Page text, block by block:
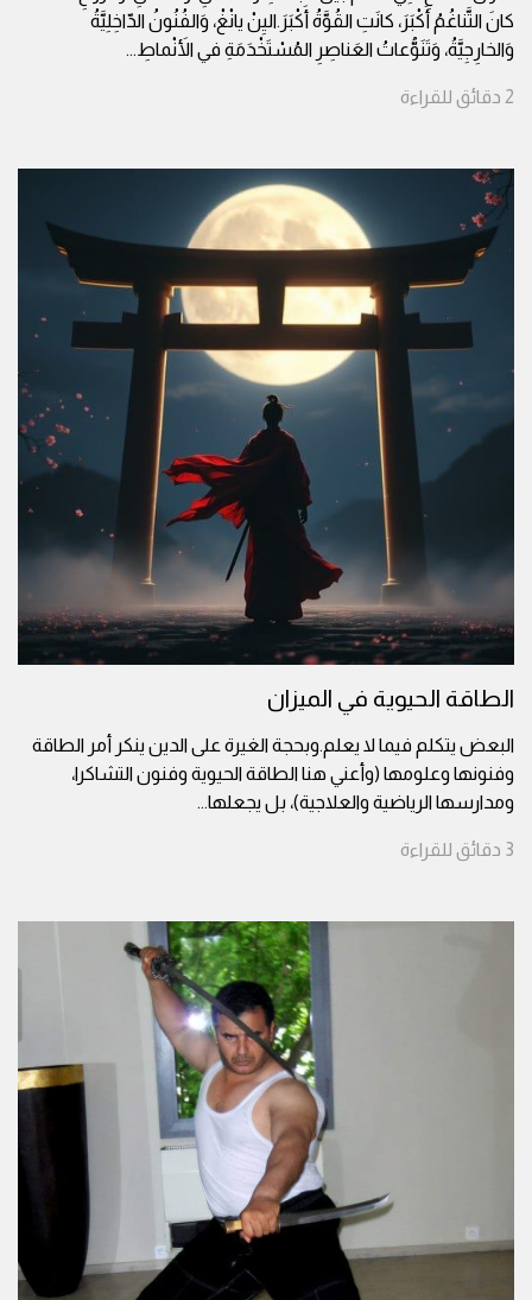
كانَ التَّناغُمُ أَكْبَرَ، كانَتِ القُوَّةُ أَكْبَرَ.اليِنْ يانْغْ، وَالفُنُونُ الدّاخِلِيَّةُ
وَالخارِجِيَّةُ، وَتَنَوُّعاتُ العَناصِرِ المُسْتَخْدَمَةِ في الأَنْماطِ...
2 دقائق للقراءة
الطاقة الحيوية في الميزان
البعض يتكلم فيما لا يعلم.وبحجة الغيرة على الدين ينكر أمر الطاقة
وفنونها وعلومها (وأعني هنا الطاقة الحيوية وفنون التشاكرا،
ومدارسها الرياضية والعلاجية)، بل يجعلها...
3 دقائق للقراءة